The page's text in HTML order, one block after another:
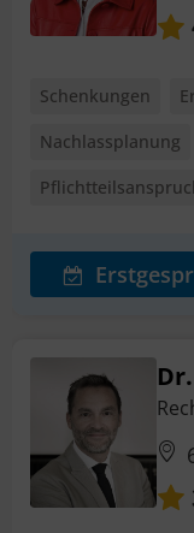
Schenkungen
Nachlassplanung